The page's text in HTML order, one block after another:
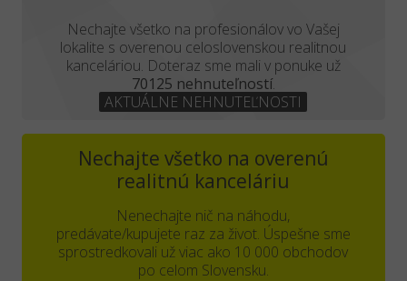
Nechajte všetko na profesionálov vo Vašej
lokalite s overenou celoslovenskou realitnou
kanceláriou. Doteraz sme mali v ponuke už
70125 nehnuteľností.
AKTUÁLNE NEHNUTEĽNOSTI
Nechajte všetko na overenú
realitnú kanceláriu
Nenechajte nič na náhodu,
predávate/kupujete raz za život. Úspešne sme
sprostredkovali už viac ako 10 000 obchodov
po celom Slovensku.